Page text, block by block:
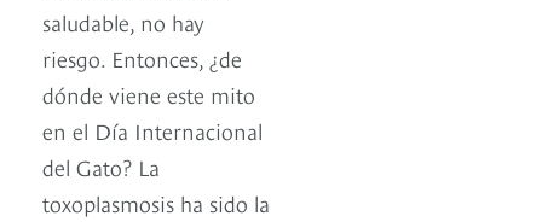
saludable, no hay
riesgo. Entonces, ¿de
dónde viene este mito
en el Día Internacional
del Gato? La
toxoplasmosis ha sido la